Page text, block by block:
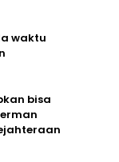
waktu
bisa